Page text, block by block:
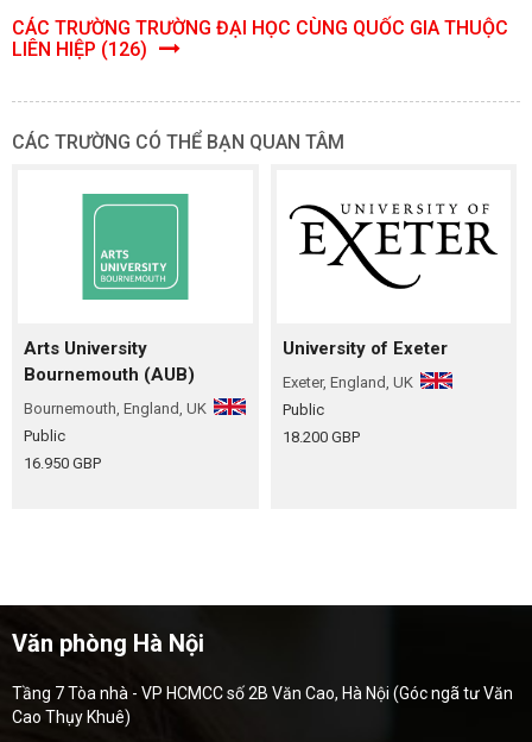
CÁC TRƯỜNG TRƯỜNG ĐẠI HỌC CÙNG QUỐC GIA THUỘC
LIÊN HIỆP (126)
CÁC TRƯỜNG CÓ THỂ BẠN QUAN TÂM
Arts University
Bournemouth (AUB)
Bournemouth, England, UK
Public
16.950 GBP
University of Exeter
Exeter, England, UK
Public
18.200 GBP
Văn phòng Hà Nội
Tầng 7 Tòa nhà - VP HCMCC số 2B Văn Cao, Hà Nội (Góc ngã tư Văn
Cao Thụy Khuê)